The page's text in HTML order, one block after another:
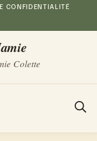
CONFIDENTIALITÉ
Colette